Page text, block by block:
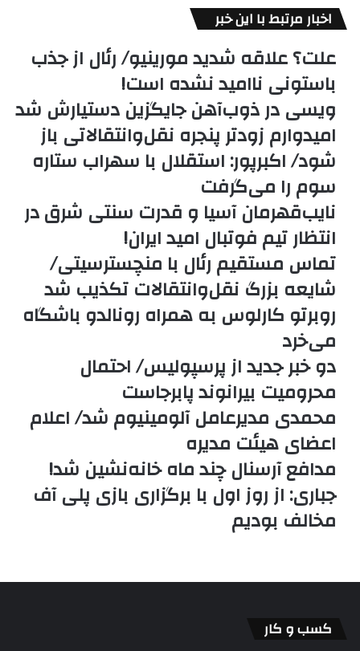
اخبار مرتبط با این خبر
علت؟ علاقه شدید مورینیو/ رئال از جذب
باستونی ناامید نشده است!
ویسی در ذوب‌آهن جایگزین دستیارش شد
امیدوارم زودتر پنجره نقل‌وانتقالاتی باز
شود/ اکبرپور: استقلال با سهراب ستاره
سوم را می‌گرفت
نایب‌قهرمان آسیا و قدرت سنتی شرق در
انتظار تیم فوتبال امید ایران!
تماس مستقیم رئال با منچسترسیتی/
شایعه بزرگ نقل‌وانتقالات تکذیب شد
روبرتو کارلوس به همراه رونالدو باشگاه
می‌خرد
دو خبر جدید از پرسپولیس/ احتمال
محرومیت بیرانوند پابرجاست
محمدی مدیرعامل آلومینیوم شد/ اعلام
اعضای هیئت‌ مدیره
مدافع آرسنال چند ماه خانه‌نشین شد!
جباری: از روز اول با برگزاری بازی پلی آف
مخالف بودیم
کسب و کار